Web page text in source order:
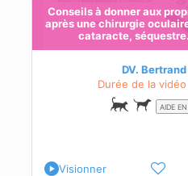
Conseils à donner aux
après une chirurgie
cataracte,
DV.
Durée de la vidéo
AIDE
Visionner